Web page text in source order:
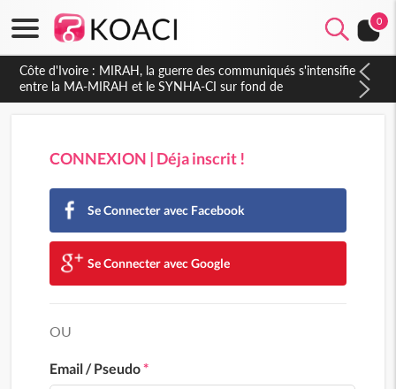
0
Côte d'Ivoire : MIRAH, la guerre des communiqués s'intensifie
entre la MA-MIRAH et le SYNHA-CI sur fond de
gouvernance et le projet de précompte sur les salaires des
CONNEXION | Déja inscrit !
Se Connecter avec Facebook
Se Connecter avec Google
OU
Email / Pseudo*